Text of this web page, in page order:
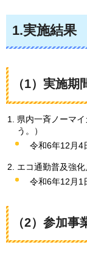
1.実施結果
（1）実施期
県内一斉ノーマ
う。）
令和6年12月4
エコ通勤普及強化
令和6年12月1
（2）参加事